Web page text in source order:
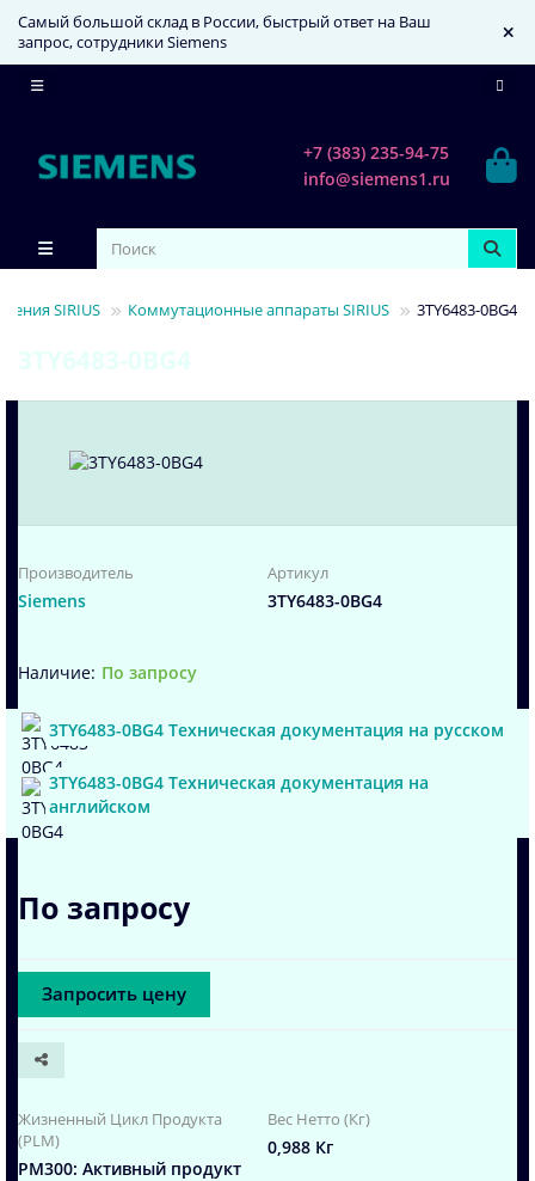
Самый большой склад в России, быстрый ответ на Ваш
запрос, сотрудники Siemens
+7 (383) 235-94-75
info@siemens1.ru
SIRIUS Коммутационные аппараты SIRIUS 3TY6483-0BG4
3TY6483-0BG4
Производитель
Siemens
Артикул
3TY6483-0BG4
По запросу
3TY6483-0BG4 Техническая документация на русском
3TY6483-0BG4 Техническая документация на
английском
По запросу
Запросить цену
Жизненный Цикл Продукта
(PLM)
PM300: Активный продукт
Вес Нетто (Кг)
0,988 Кг